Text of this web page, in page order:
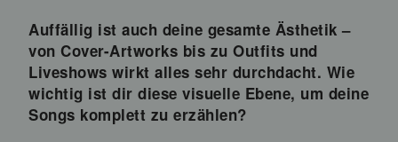
Auffällig ist auch deine gesamte Ästhetik –
von Cover-Artworks bis zu Outfits und
Liveshows wirkt alles sehr durchdacht. Wie
wichtig ist dir diese visuelle Ebene, um deine
Songs komplett zu erzählen?